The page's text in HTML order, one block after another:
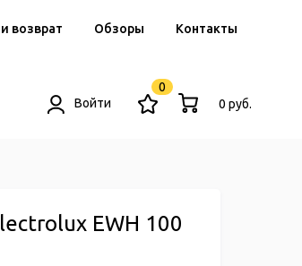
возврат Обзоры Контакты
Войти
0
0 руб.
EWH 100